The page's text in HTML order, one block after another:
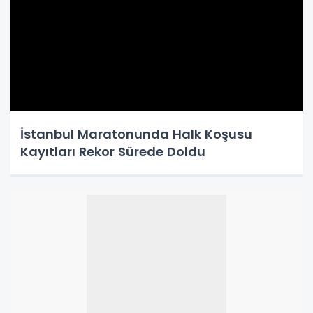
İstanbul Maratonunda Halk Koşusu
Kayıtları Rekor Sürede Doldu